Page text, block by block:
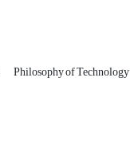
Philosophy of Technology